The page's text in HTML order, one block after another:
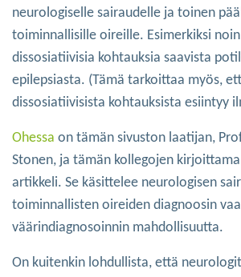
neurologiselle sairaudelle ja toinen
toiminnallisille oireille. Esimerkiksi noin
dissosiatiivisia kohtauksia saavista
epilepsiasta. (Tämä tarkoittaa myös,
dissosiatiivisista kohtauksista esiintyy
Ohessa on tämän sivuston laatijan,
Stonen, ja tämän kollegojen
artikkeli. Se käsittelee neurologisen
toiminnallisten oireiden diagnoosin
väärindiagnosoinnin mahdollisuutta.
On kuitenkin lohdullista, että